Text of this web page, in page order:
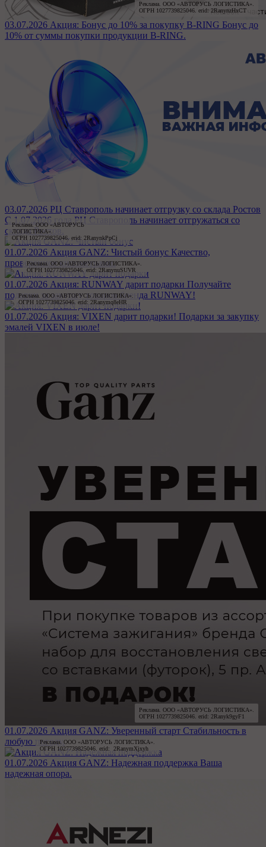
Реклама. ООО «АВТОРУСЬ ЛОГИСТИКА».
ОГРН 1027739825046. erid: 2RanynzHxCT
03.07.2026 Акция: Бонус до 10% за покупку B-RING Бонус до
10% от суммы покупки продукции B-RING.
03.07.2026 РЦ Ставрополь начинает отгрузку со склада Ростов
С 1.07.2026 года РЦ Ставрополь начинает отгружаться со
склада Ростов.
Реклама. ООО «АВТОРУСЬ
ЛОГИСТИКА».
ОГРН 1027739825046. erid: 2RanynkPpCj
01.07.2026 Акция GANZ: Чистый бонус Качество,
проверенное километрами.
Реклама. ООО «АВТОРУСЬ ЛОГИСТИКА».
ОГРН 1027739825046. erid: 2RanynuSUVR
01.07.2026 Акция: RUNWAY дарит подарки Получайте
подарки за закупку товаров бренда RUNWAY!
Реклама. ООО «АВТОРУСЬ ЛОГИСТИКА».
ОГРН 1027739825046. erid: 2Ranymq8eHR
01.07.2026 Акция: VIXEN дарит подарки! Подарки за закупку
эмалей VIXEN в июле!
Реклама. ООО «АВТОРУСЬ ЛОГИСТИКА».
ОГРН 1027739825046. erid: 2Ranyk9gyF1
01.07.2026 Акция GANZ: Уверенный старт Стабильность в
любую погоду.Реклама. ООО «АВТОРУСЬ ЛОГИСТИКА».
ОГРН 1027739825046. erid:  2RanymXjxyh
01.07.2026 Акция GANZ: Надежная поддержка Ваша
надежная опора.